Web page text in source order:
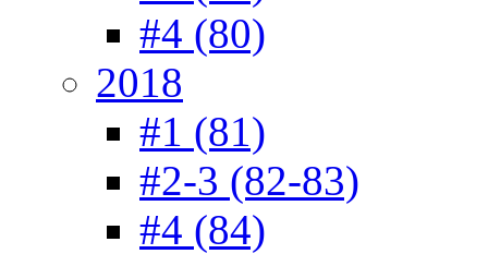
#4 (80)
2018
#1 (81)
#2-3 (82-83)
#4 (84)